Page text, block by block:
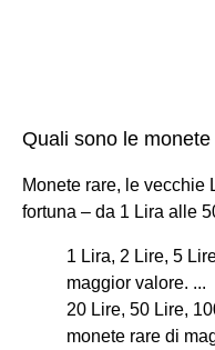
Quali sono le
Monete rare, le vecchie
fortuna – da 1 Lira alle
1 Lira, 2 Lire, 5
maggior valore. ...
20 Lire, 50 Lire,
monete rare di